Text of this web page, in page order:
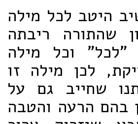
היטב לכל מילה
שהתורה ריבתה
וכל מילה
לכן מילה זו
שחייב גם על
בהם הרעה והטבה